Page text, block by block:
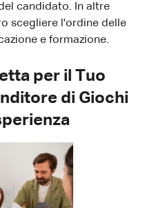
candidato. In altre
scegliere l'ordine delle
e formazione.
per il Tuo
di Giochi